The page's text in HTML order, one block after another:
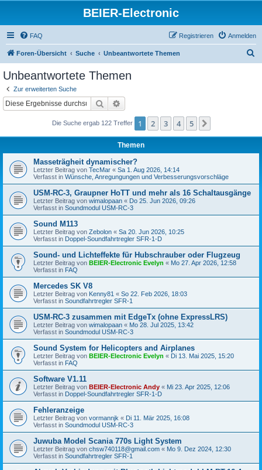
BEIER-Electronic
FAQ Anmelden
Registrieren
Foren-Übersicht Suche Unbeantwortete Themen
Unbeantwortete Themen
Zur erweiterten Suche
Suche
Die Suche ergab 122 Treffer 1 2 3 4 5
Themen
Masseträgheit dynamischer?
Letzter Beitrag von TecMar « Sa 1. Aug 2026, 14:14
Verfasst in Wünsche, Anregungungen und Verbesserungsvorschläge
USM-RC-3, Graupner HoTT und mehr als 16 Schaltausgänge
Letzter Beitrag von wimalopaan « Do 25. Jun 2026, 09:26
Verfasst in Soundmodul USM-RC-3
Sound M113
Letzter Beitrag von Zebolon « Sa 20. Jun 2026, 10:25
Verfasst in Doppel-Soundfahrtregler SFR-1-D
Sound- und Lichteffekte für Hubschrauber oder Flugzeug
Letzter Beitrag von BEIER-Electronic Evelyn « Mo 27. Apr 2026, 12:58
Verfasst in FAQ
Mercedes SK V8
Letzter Beitrag von Kenny81 « So 22. Feb 2026, 18:03
Verfasst in Soundfahrtregler SFR-1
USM-RC-3 zusammen mit EdgeTx (ohne ExpressLRS)
Letzter Beitrag von wimalopaan « Mo 28. Jul 2025, 13:42
Verfasst in Soundmodul USM-RC-3
Sound System for Helicopters and Airplanes
Letzter Beitrag von BEIER-Electronic Evelyn « Di 13. Mai 2025, 15:20
Verfasst in FAQ
Software V1.11
Letzter Beitrag von BEIER-Electronic Andy « Mi 23. Apr 2025, 12:06
Verfasst in Doppel-Soundfahrtregler SFR-1-D
Fehleranzeige
Letzter Beitrag von vormannjk « Di 11. Mär 2025, 16:08
Verfasst in Soundmodul USM-RC-3
Juwuba Model Scania 770s Light System
Letzter Beitrag von chsw740118@gmail.com « Mo 9. Dez 2024, 12:30
Verfasst in Soundfahrtregler SFR-1